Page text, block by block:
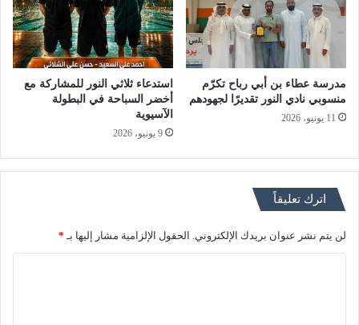
مدرسة عطاء بن أبي رباح تكرّم
منسوبي نادي النور تقديرًا لجهودهم
11 يونيو، 2026
استدعاء ثلاثي النور للمشاركة مع
أخضر السباحة في البطولة
الآسيوية
9 يونيو، 2026
اترك تعليقاً
لن يتم نشر عنوان بريدك الإلكتروني. الحقول الإلزامية مشار إليها بـ *